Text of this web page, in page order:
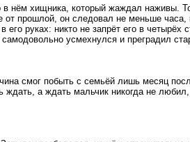
нём хищника, который жаждал наживы.
от прошлой, он следовал не меньше
руках: никто не запрёт его в четырёх
усмехнулся и преградил
смог побыть с семьёй лишь месяц
а ждать мальчик никогда не